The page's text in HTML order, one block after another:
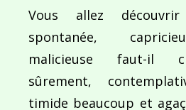
Vous allez
spontanée,
malicieuse faut-il
sûrement,
timide beaucoup et